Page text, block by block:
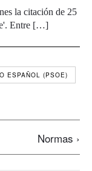
la citación de 25
Entre […]
ESPAÑOL (PSOE)
Normas ›